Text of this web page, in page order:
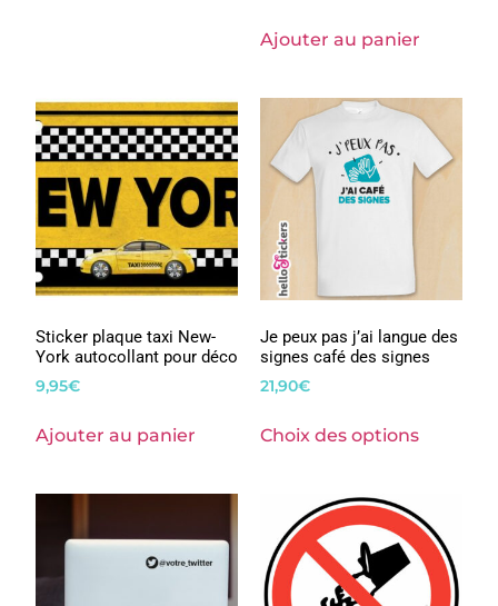
Ajouter au panier
Sticker plaque taxi New-
York autocollant pour déco
9,95€
Ajouter au panier
Je peux pas j’ai langue des
signes café des signes
21,90€
Choix des options